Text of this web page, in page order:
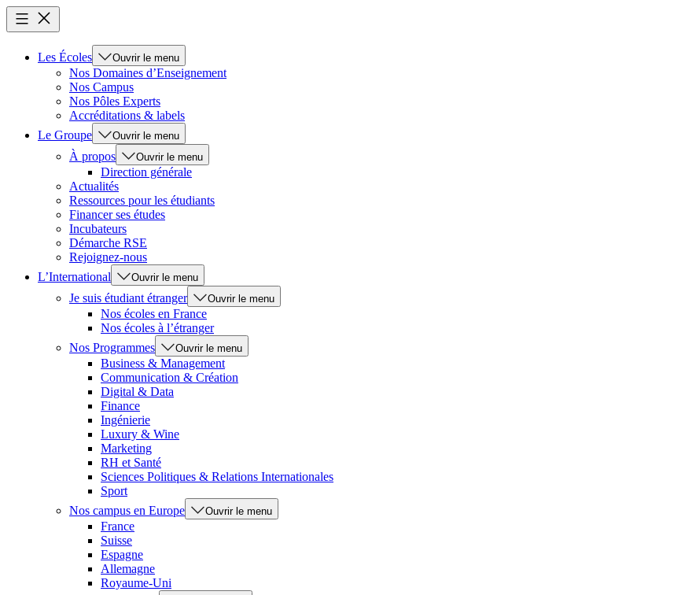
Les Écoles Ouvrir le menu
Nos Domaines d’Enseignement
Nos Campus
Nos Pôles Experts
Accréditations & labels
Le Groupe
Ouvrir le menu
À propos Ouvrir le menu
Direction générale
Actualités
Ressources pour les étudiants
Financer ses études
Incubateurs
Démarche RSE
Rejoignez-nous
L’International
Ouvrir le menu
Je suis étudiant étranger Ouvrir le menu
Nos écoles en France
Nos écoles à l’étranger
Nos Programmes
Ouvrir le menu
Business & Management
Communication & Création
Digital & Data
Finance
Ingénierie
Luxury & Wine
Marketing
RH et Santé
Sciences Politiques & Relations Internationales
Sport
Nos campus en Europe
Ouvrir le menu
France
Suisse
Espagne
Allemagne
Royaume-Uni